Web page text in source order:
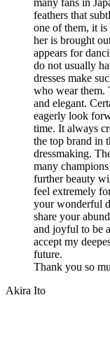
feathers that
one of them, it
her is brought
appears for
do not usually
dresses make
who wear them.
and elegant.
eagerly look
time. It always
the top brand in
dressmaking.
many
further beauty
feel extremely
your wonderful
share your
and joyful to be
accept my
future.
Thank you so
Akira Ito